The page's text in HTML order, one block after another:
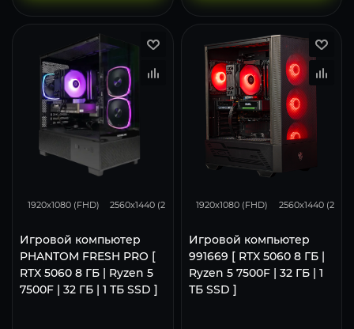
1920x1080 (FHD) 2560x1440 (2K) 3840x2160 (4K)
Игровой компьютер
PHANTOM FRESH PRO [
RTX 5060 8 ГБ | Ryzen 5
7500F | 32 ГБ | 1 ТБ SSD ]
1920x1080 (FHD) 2560x1440 (2K)
Игровой компьютер
991669 [ RTX 5060 8 ГБ |
Ryzen 5 7500F | 32 ГБ | 1
ТБ SSD ]